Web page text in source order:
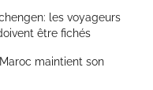
les voyageurs
être fichés
maintient son